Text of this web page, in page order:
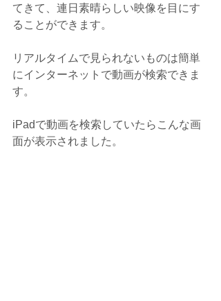
てきて、連日素晴らしい映像を目にす
ることができます。
リアルタイムで見られないものは簡単
にインターネットで動画が検索できま
す。
iPadで動画を検索していたらこんな画
面が表示されました。